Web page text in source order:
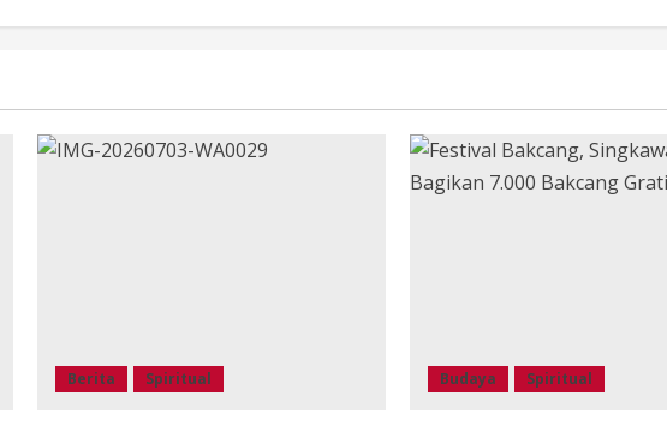
Berita Spiritual Budaya Spiritual